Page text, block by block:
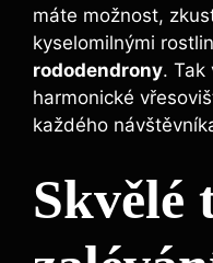
máte možnost,
kyselomilnými
rododendrony. Tak
harmonické
každého
Skvělé